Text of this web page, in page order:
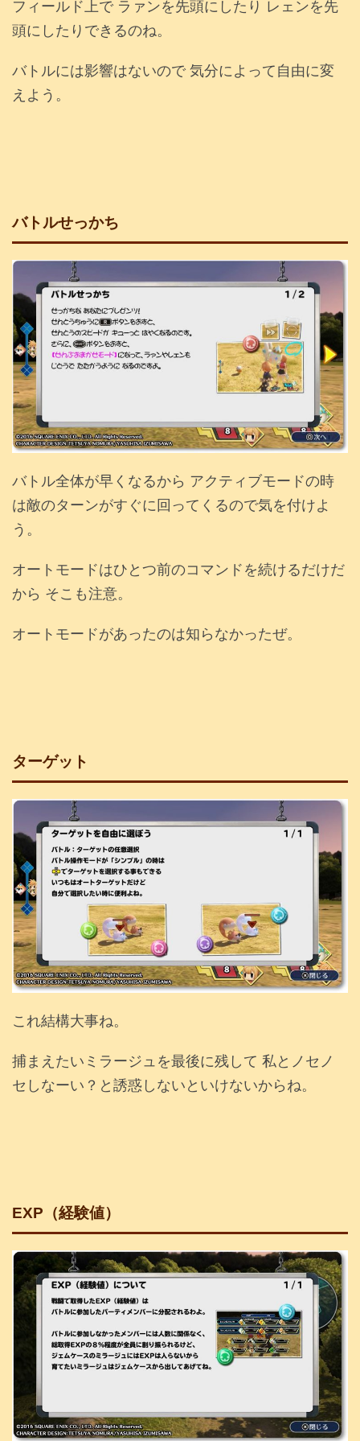
フィールド上で ラァンを先頭にしたり レェンを先
頭にしたりできるのね。
バトルには影響はないので 気分によって自由に変
えよう。
バトルせっかち
バトル全体が早くなるから アクティブモードの時
は敵のターンがすぐに回ってくるので気を付けよ
う。
オートモードはひとつ前のコマンドを続けるだけだ
から そこも注意。
オートモードがあったのは知らなかったぜ。
ターゲット
これ結構大事ね。
捕まえたいミラージュを最後に残して 私とノセノ
セしなーい？と誘惑しないといけないからね。
EXP（経験値）